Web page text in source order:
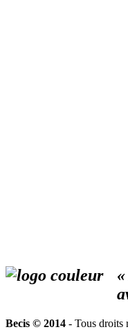
Becis © 2014 - Tous droits